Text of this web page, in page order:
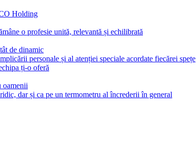
Holding
o profesie unită, relevantă și echilibrată
de dinamic
personale și al atenției speciale acordate fiecărei spețe
ți-o oferă
oamenii
dar și ca pe un termometru al încrederii în general